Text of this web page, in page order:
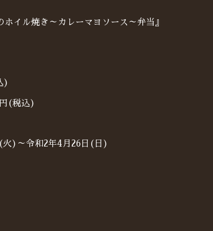
イル焼き～カレーマヨソース～弁当』
)
(税込)
火)～令和2年4月26日(日)